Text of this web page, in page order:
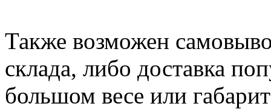
Также возможен
склада, либо доставка
большом весе или